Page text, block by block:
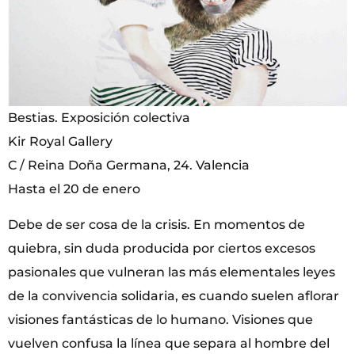
Bestias. Exposición colectiva
Kir Royal Gallery
C / Reina Doña Germana, 24. Valencia
Hasta el 20 de enero
Debe de ser cosa de la crisis. En momentos de
quiebra, sin duda producida por ciertos excesos
pasionales que vulneran las más elementales leyes
de la convivencia solidaria, es cuando suelen aflorar
visiones fantásticas de lo humano. Visiones que
vuelven confusa la línea que separa al hombre del